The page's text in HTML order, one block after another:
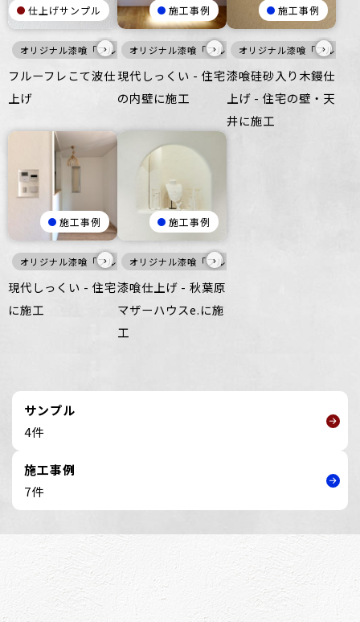
仕上げサンプル
オリジナル漆喰「フルーフレ」 白 壁
›
フルーフレこて波仕
上げ
施工事例
オリジナル漆喰「フルーフレ」 白 壁
›
現代しっくい - 住宅
の内壁に施工
施工事例
オリジナル漆喰「フルーフ
›
漆喰硅砂入り木鏝仕
上げ - 住宅の壁・天
井に施工
施工事例
オリジナル漆喰「フルーフレ」 白 壁
›
現代しっくい - 住宅
に施工
施工事例
オリジナル漆喰「フルーフレ」
›
漆喰仕上げ - 秋葉原
マザーハウスe.に施
工
サンプル
4件
施工事例
7件